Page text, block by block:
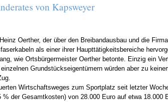
von Kapsweyer
Oerther, der über den Breibandausbau und die
als einer ihrer Haupttätigkeitsbereiche
wie Ortsbürgermeister Oerther betonte. Einzig ein
Grundstückseigentümern würden aber zu
Wirtschaftsweges zum Sportplatz seit letzter
der Gesamtkosten) von 28.000 Euro auf etwa 18.000